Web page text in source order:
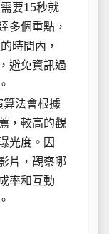
要15秒就
多個重點，
時間內，
避免資訊過
算法會根據
，較高的觀
光度。因
片，觀察哪
率和互動